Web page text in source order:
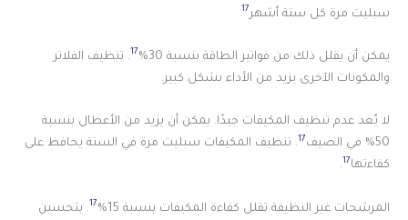
سبليت مرة كل ستة أشهر 17
.
يمكن أن يقلل ذلك من فواتير الطاقة بنسبة 30% 17 . تنظيف الفلاتر
والمكونات الآخرى يزيد من الأداء بشكل كبير.
لا يُعد عدم تنظيف المكيفات جيدًا. يمكن أن يزيد من الأعطال بنسبة
50% في الصيف
17. تنظيف المكيفات سبليت مرة في السنة يحافظ على
كفاءتها17
.
المرشحات غير النظيفة تقلل كفاءة المكيفات بنسبة 15% 17. بتحسين